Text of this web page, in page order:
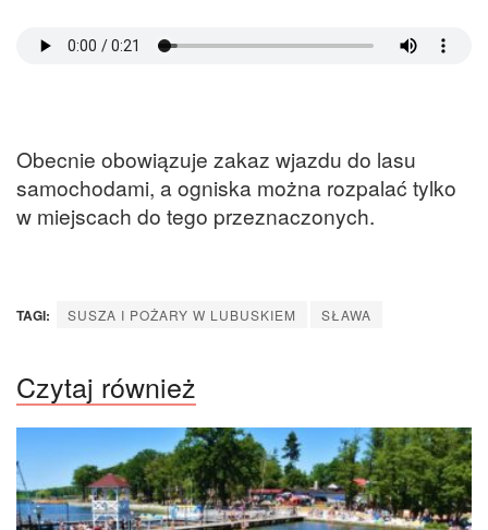
Obecnie obowiązuje zakaz wjazdu do lasu
samochodami, a ogniska można rozpalać tylko
w miejscach do tego przeznaczonych.
TAGI: SUSZA I POŻARY W LUBUSKIEM SŁAWA
Czytaj również